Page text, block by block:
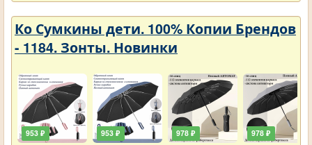
Ко Сумкины дети. 100% Копии Брендов
- 1184. Зонты. Новинки
953 ₽ 953 ₽ 978 ₽ 978 ₽